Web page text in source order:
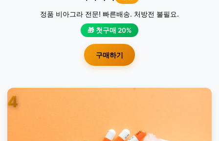
정품 비아그라 전문! 빠른배송. 처방전 불필요.
🎁 첫구매 20%
구매하기
4